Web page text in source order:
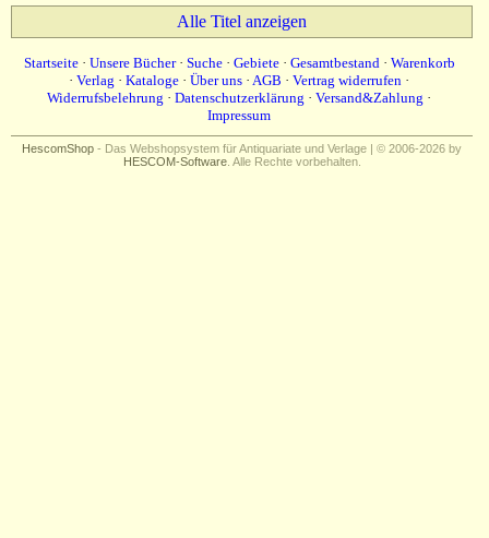
Impressum
Alle Titel anzeigen
Startseite· Unsere Bücher· Suche· Gebiete· Gesamtbestand· Warenkorb
· Verlag · Kataloge · Über uns · AGB · Vertrag widerrufen ·
Widerrufsbelehrung · Datenschutzerklärung · Versand&Zahlung ·
Impressum
HescomShop - Das Webshopsystem für Antiquariate und Verlage | © 2006-2026 by
HESCOM-Software. Alle Rechte vorbehalten.